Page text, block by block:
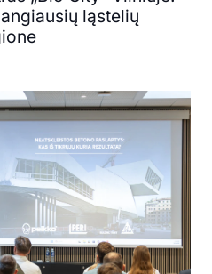
ląstelių